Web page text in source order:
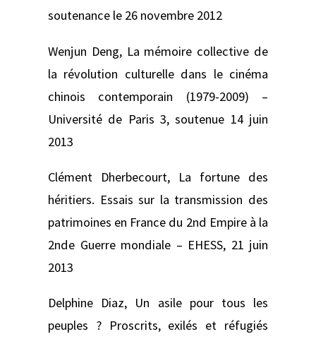
soutenance le 26 novembre 2012
Wenjun Deng, La mémoire collective de
la révolution culturelle dans le cinéma
chinois contemporain (1979-2009) –
Université de Paris 3, soutenue 14 juin
2013
Clément Dherbecourt, La fortune des
héritiers. Essais sur la transmission des
patrimoines en France du 2nd Empire à la
2nde Guerre mondiale – EHESS, 21 juin
2013
Delphine Diaz, Un asile pour tous les
peuples ? Proscrits, exilés et réfugiés